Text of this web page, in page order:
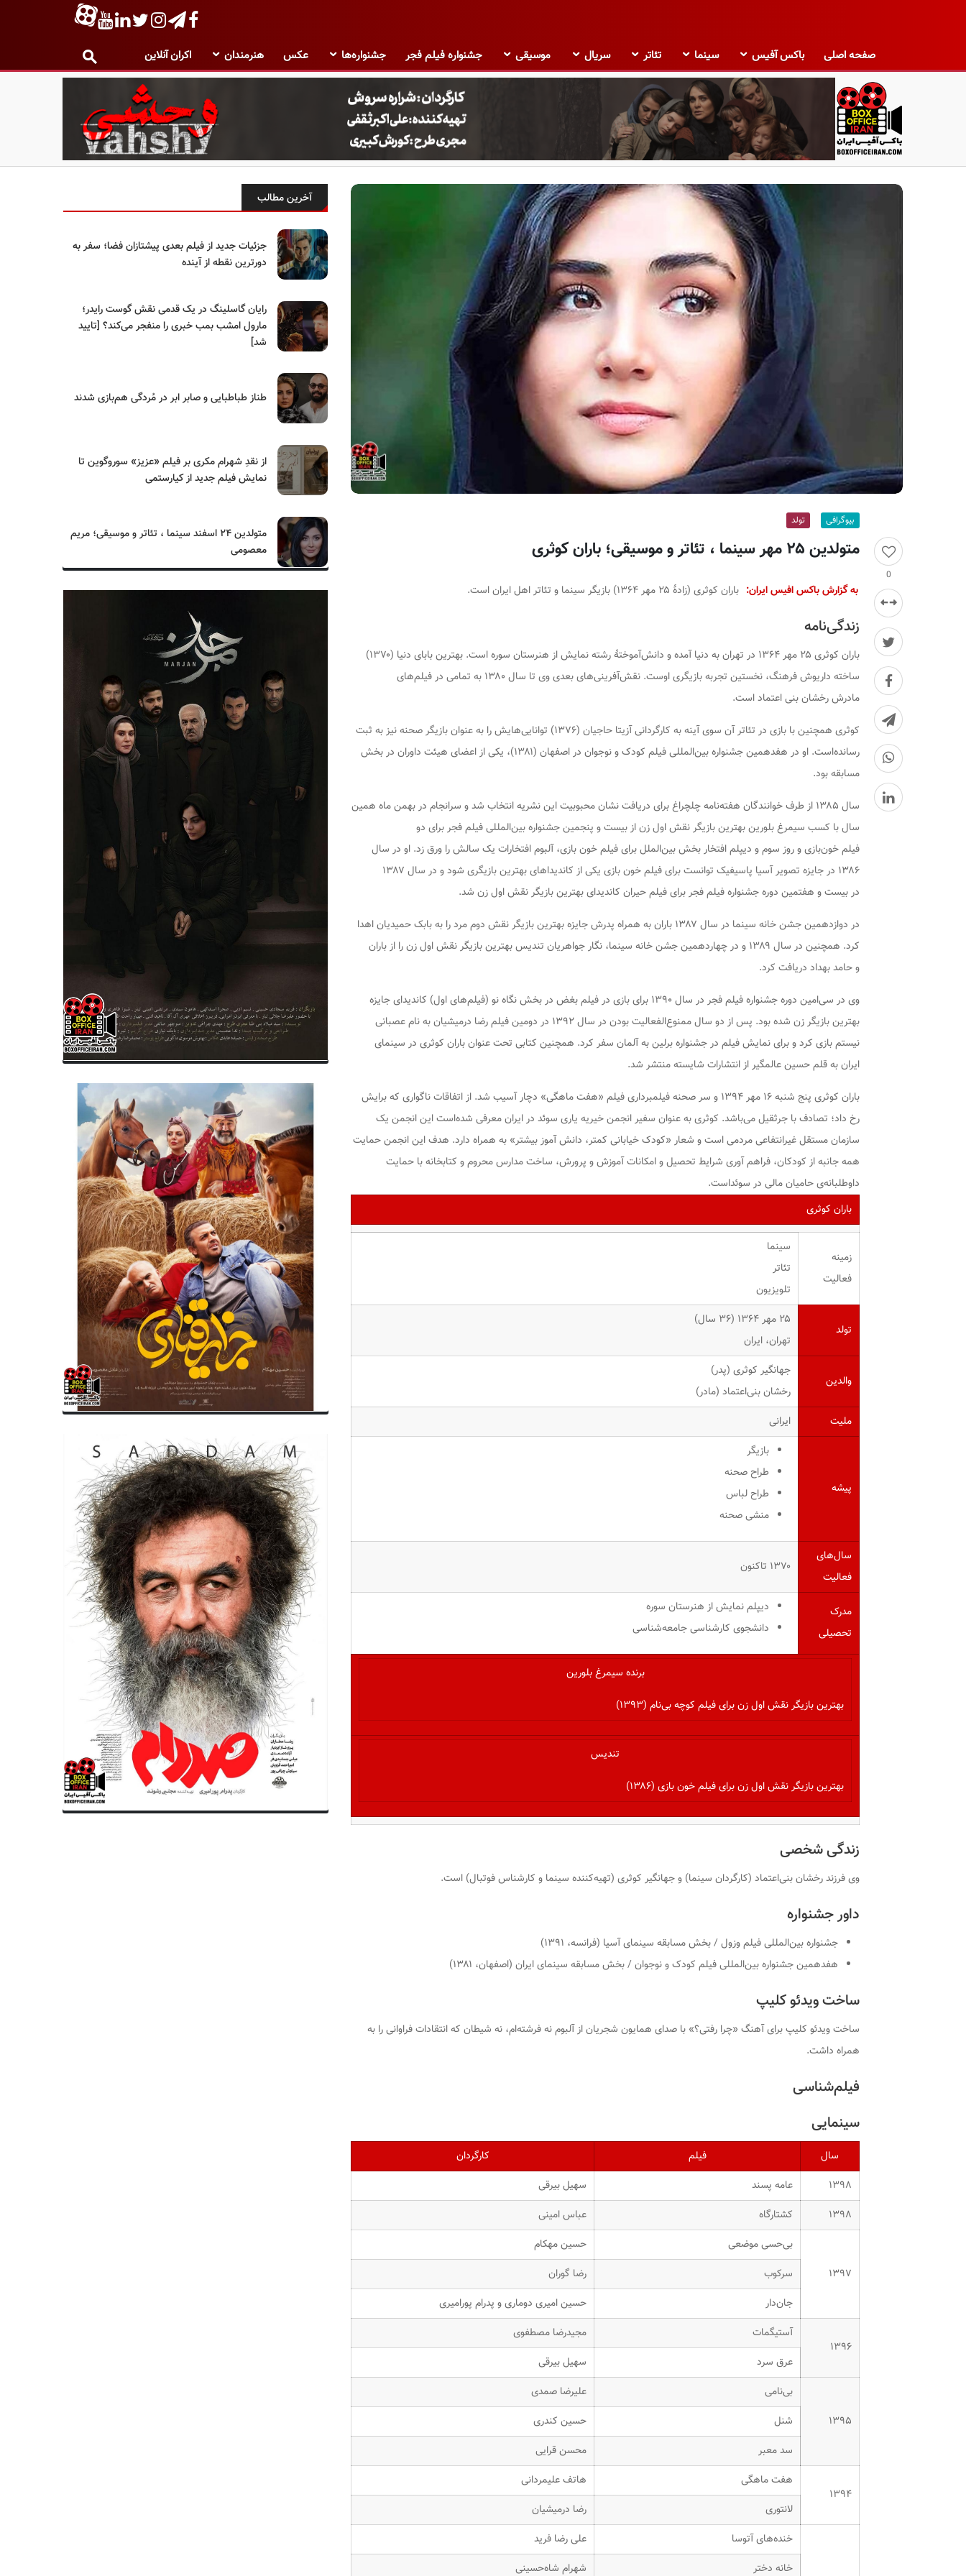
صفحه اصلی باکس آفیس سینما تئاتر سریال موسیقی جشنواره فیلم فجر جشنواره‌ها عکس هنرمندان اکران آنلاین
ب
ک
0
بیوگرافی تولد
متولدین ۲۵ مهر سینما ، تئاتر و موسیقی؛ باران کوثری
به گزارش باکس افیس ایران: باران کوثری (زادهٔ ۲۵ مهر ۱۳۶۴) بازیگر سینما و تئاتر اهل ایران است.
زندگی‌نامه
باران کوثری ۲۵ مهر ۱۳۶۴ در تهران به دنیا آمده و دانش‌آموختهٔ رشته نمایش از هنرستان سوره است. بهترین بابای دنیا (۱۳۷۰)
ساخته داریوش فرهنگ، نخستین تجربه بازیگری اوست. نقش‌آفرینی‌های بعدی وی تا سال ۱۳۸۰ به تمامی در فیلم‌های
مادرش رخشان بنی اعتماد است.
کوثری همچنین با بازی در تئاتر آن سوی آینه به کارگردانی آزیتا حاجیان (۱۳۷۶) توانایی‌هایش را به عنوان بازیگر صحنه نیز به ثبت
رسانده‌است. او در هفدهمین جشنواره بین‌المللی فیلم کودک و نوجوان در اصفهان (۱۳۸۱)، یکی از اعضای هیئت داوران در بخش
مسابقه بود.
سال ۱۳۸۵ از طرف خوانندگان هفته‌نامه چلچراغ برای دریافت نشان محبوبیت این نشریه انتخاب شد و سرانجام در بهمن ماه همین
سال با کسب سیمرغ بلورین بهترین بازیگر نقش اول زن از بیست و پنجمین جشنواره بین‌المللی فیلم فجر برای دو
فیلم خون‌بازی و روز سوم و دیپلم افتخار بخش بین‌الملل برای فیلم خون بازی، آلبوم افتخارات یک سالش را ورق زد. او در سال
۱۳۸۶ در جایزه تصویر آسیا پاسیفیک توانست برای فیلم خون بازی یکی از کاندیداهای بهترین بازیگری شود و در سال ۱۳۸۷
در بیست و هفتمین دوره جشنواره فیلم فجر برای فیلم حیران کاندیدای بهترین بازیگر نقش اول زن شد.
در دوازدهمین جشن خانه سینما در سال ۱۳۸۷ باران به همراه پدرش جایزه بهترین بازیگر نقش دوم مرد را به بابک حمیدیان اهدا
کرد. همچنین در سال ۱۳۸۹ و در چهاردهمین جشن خانه سینما، نگار جواهریان تندیس بهترین بازیگر نقش اول زن را از باران
و حامد بهداد دریافت کرد.
وی در سی‌امین دوره جشنواره فیلم فجر در سال ۱۳۹۰ برای بازی در فیلم بغض در بخش نگاه نو (فیلم‌های اول) کاندیدای جایزه
بهترین بازیگر زن شده بود. پس از دو سال ممنوع‌الفعالیت بودن در سال ۱۳۹۲ در دومین فیلم رضا درمیشیان به نام عصبانی
نیستم بازی کرد و برای نمایش فیلم در جشنواره برلین به آلمان سفر کرد. همچنین کتابی تحت عنوانباران کوثری در سینمای
ایرانبه قلم حسین عالمگیر از انتشارات شایسته منتشر شد.
باران کوثری پنج شنبه ۱۶ مهر ۱۳۹۴ و سر صحنه فیلمبرداری فیلم «هفت ماهگی» دچار آسیب شد. از اتفاقات ناگواری که برایش
رخ داد؛ تصادف با جرثقیل می‌باشد. کوثری به عنوان سفیر انجمن خیریه یاری سوئد در ایران معرفی شده‌است این انجمن یک
سازمان مستقل غیرانتفاعی مردمی است و شعار «کودک خیابانی کمتر، دانش آموز بیشتر» به همراه دارد. هدف این انجمن حمایت
همه جانبه از کودکان، فراهم آوری شرایط تحصیل و امکانات آموزش و پرورش، ساخت مدارس محروم و کتابخانه با حمایت
داوطلبانه‌ی حامیان مالی در سوئداست.
باران کوثری
زمینه
فعالیت
سینما
تئاتر
تلویزیون
تولد
۲۵ مهر ۱۳۶۴ ‏(۳۶ سال)
تهران، ایران
والدین
جهانگیر کوثری (پدر)
رخشان بنی‌اعتماد (مادر)
ملیت
ایرانی
پیشه
بازیگر
طراح صحنه
طراح لباس
منشی صحنه
سال‌های
فعالیت
۱۳۷۰ تاکنون
مدرک
تحصیلی
دیپلم نمایش از هنرستان سوره
دانشجوی کارشناسی جامعه‌شناسی
برنده سیمرغ بلورین
بهترین بازیگر نقش اول زن برای فیلم کوچه بی‌نام (۱۳۹۳)
تندیس
بهترین بازیگر نقش اول زن برای فیلم خون بازی (۱۳۸۶)
زندگی شخصی
وی فرزند رخشان بنی‌اعتماد (کارگردان سینما) و جهانگیر کوثری (تهیه‌کننده سینما و کارشناس فوتبال) است.
داور جشنواره
جشنواره بین‌المللی فیلم وزول / بخش مسابقه سینمای آسیا (فرانسه، ۱۳۹۱)
هفدهمین جشنواره بین‌المللی فیلم کودک و نوجوان / بخش مسابقه سینمای ایران (اصفهان، ۱۳۸۱)
ساخت ویدئو کلیپ
ساخت ویدئو کلیپ برای آهنگ «چرا رفتی؟» با صدای همایون شجریان از آلبومنه فرشته‌ام، نه شیطان که انتقادات فراوانی را به
همراه داشت.
فیلم‌شناسی
سینمایی
سال فیلم
کارگردان
۱۳۹۸
عامه پسند
سهیل بیرقی
۱۳۹۸
کشتارگاه عباس امینی
۱۳۹۷
بی‌حسی موضعی
حسین مهکام
سرکوب
رضا گوران
جان‌دار
حسین امیری دوماری و پدرام پورامیری
۱۳۹۶
آستیگمات
مجیدرضا مصطفوی
عرق سرد
سهیل بیرقی
۱۳۹۵
بی‌نامی
علیرضا صمدی
شنل
حسین کندری
سد معبر
محسن قرایی
۱۳۹۴
هفت ماهگی
هاتف علیمردانی
لانتوری
رضا درمیشیان
خنده‌های آتوسا
علی رضا فرید
خانه دختر
شهرام شاه‌حسینی
آخرین مطالب
جزئیات جدید از فیلم بعدی پیشتازان فضا؛ سفر به
دورترین نقطه از آینده
رایان گاسلینگ در یک قدمی نقش گوست رایدر؛
مارول امشب بمب خبری را منفجر می‌کند؟ [تایید
شد]
طناز طباطبایی و صابر ابر در مُردگی هم‌بازی شدند
از نقدِ شهرام مکری بر فیلم «عزیز» سوروگوین تا
نمایش فیلم جدید از کیارستمی
متولدین ۲۴ اسفند سینما ، تئاتر و موسیقی؛ مریم
معصومی